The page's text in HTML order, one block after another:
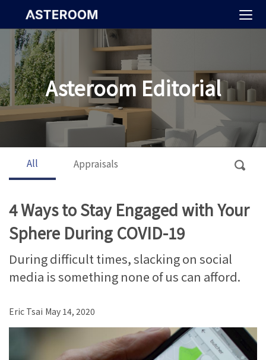
Asteroom Editorial
All Appraisals
4 Ways to Stay Engaged with Your
Sphere During COVID-19
During difficult times, slacking on social
media is something none of us can afford.
Eric Tsai May 14, 2020